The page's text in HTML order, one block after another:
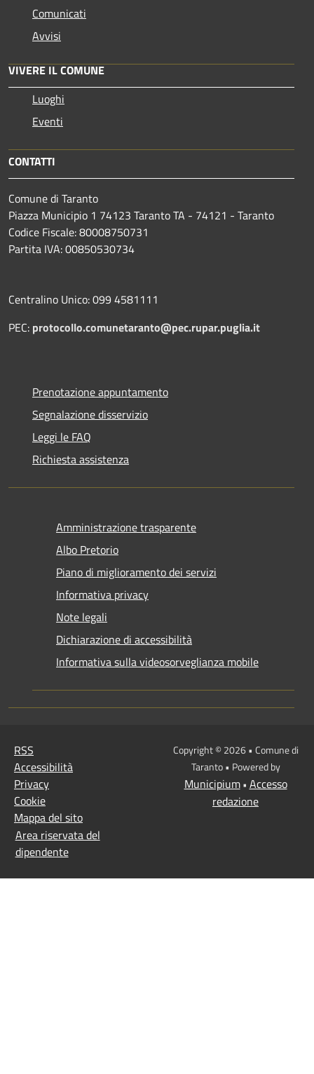
Comunicati
Avvisi
VIVERE IL COMUNE
Luoghi
Eventi
CONTATTI
Comune di Taranto
Piazza Municipio 1 74123 Taranto TA - 74121 - Taranto
Codice Fiscale: 80008750731
Partita IVA: 00850530734
Centralino Unico: 099 4581111
PEC: protocollo.comunetaranto@pec.rupar.puglia.it
Prenotazione appuntamento
Segnalazione disservizio
Leggi le FAQ
Richiesta assistenza
Amministrazione trasparente
Albo Pretorio
Piano di miglioramento dei servizi
Informativa privacy
Note legali
Dichiarazione di accessibilità
Informativa sulla videosorveglianza mobile
RSS
Accessibilità
Privacy
Cookie
Mappa del sito
Area riservata del
dipendente
Copyright © 2026 • Comune di
Taranto • Powered by
Municipium• Accesso
redazione